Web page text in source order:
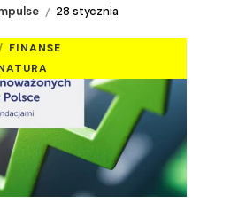
28 stycznia
FINANSE